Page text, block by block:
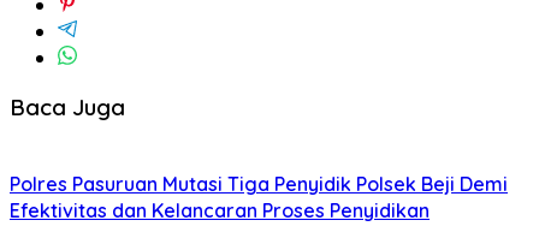
Baca Juga
Polres Pasuruan Mutasi Tiga Penyidik Polsek Beji Demi
Efektivitas dan Kelancaran Proses Penyidikan